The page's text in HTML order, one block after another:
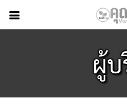
ผู้บ